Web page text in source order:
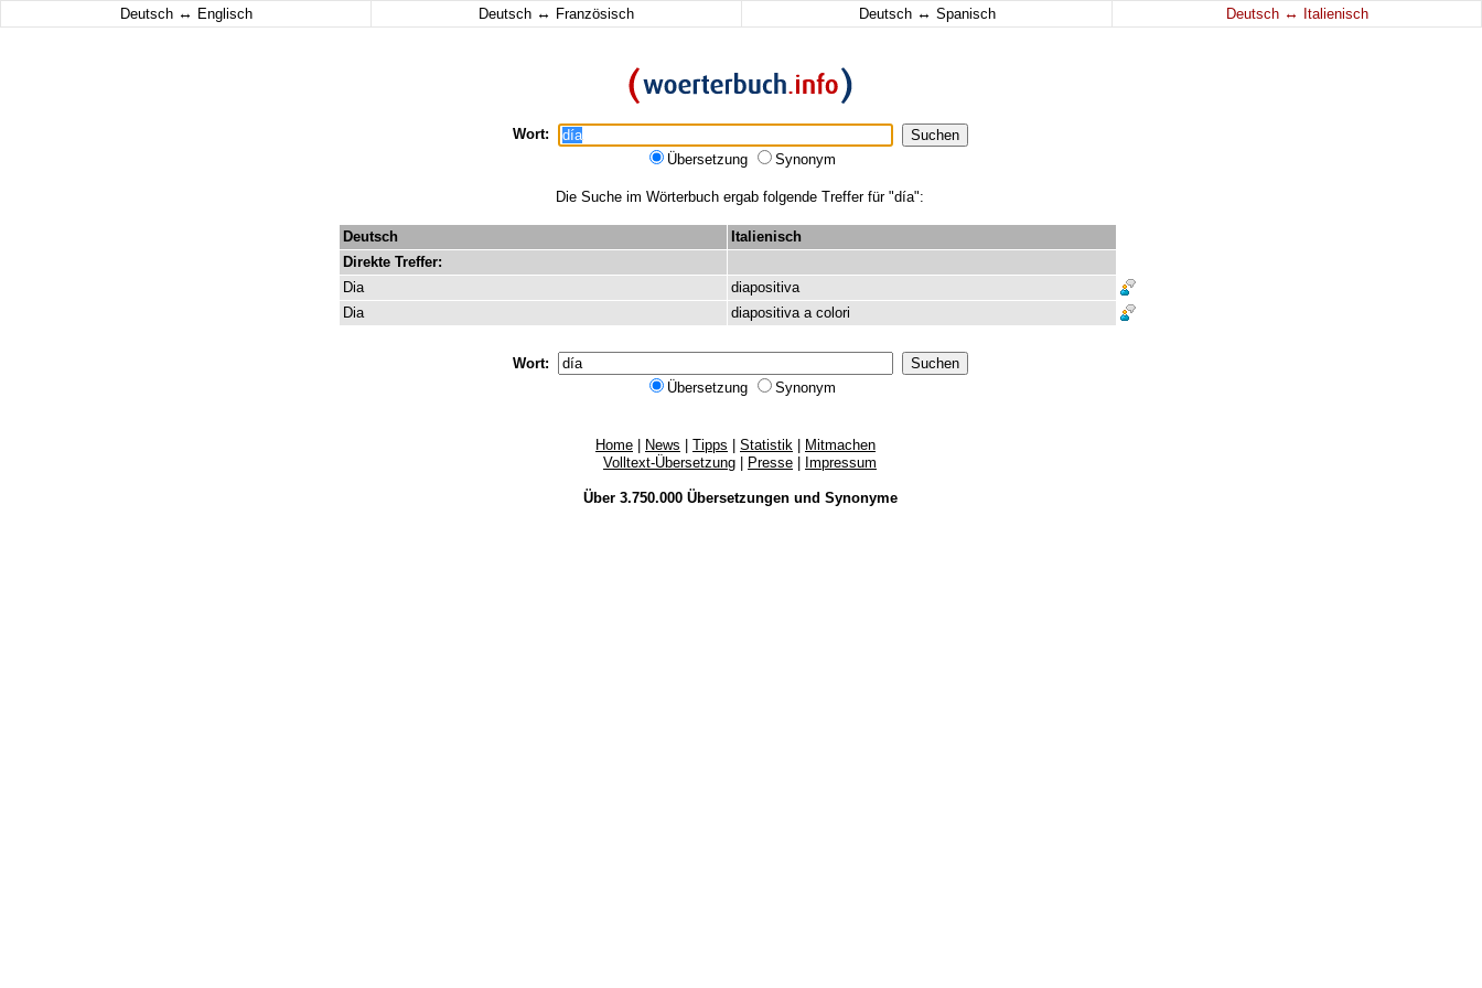
Deutsch ↔ Englisch Deutsch ↔ Französisch Deutsch ↔ Spanisch Deutsch ↔ Italienisch
Wort:
Übersetzung
Synonym
Die Suche im Wörterbuch ergab folgende Treffer für "día":
Deutsch
Italienisch
Direkte Treffer:
Dia
diapositiva
Dia
diapositiva a colori
Wort:
Übersetzung
Synonym
Home News Tipps Statistik
Mitmachen
Volltext-Übersetzung
Presse Impressum
Über 3.750.000 Übersetzungenund Synonyme